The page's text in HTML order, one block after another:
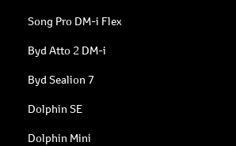
Song Pro DM-i Flex
Byd Atto 2 DM-i
Byd Sealion 7
Dolphin SE
Dolphin Mini